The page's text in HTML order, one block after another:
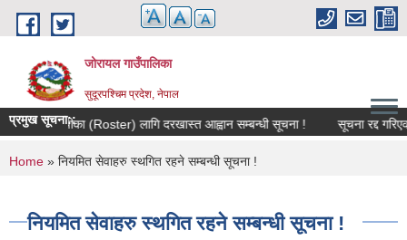
Skip to main content
जोरायल गाउँपालिका
सुदूरपश्चिम प्रदेश, नेपाल
प्रमुख सूचना::
सूचीका (Roster) लागि दरखास्त आह्वान सम्बन्धी सूचना ! सूचना रद्द गरिएको
You are here
Home » नियमित सेवाहरु स्थगित रहने सम्बन्धी सूचना !
नियमित सेवाहरु स्थगित रहने सम्बन्धी सूचना !